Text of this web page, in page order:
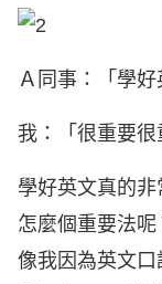
Ａ同事：「學好
我：「很重要很
學好英文真的非
怎麼個重要法呢
像我因為英文口